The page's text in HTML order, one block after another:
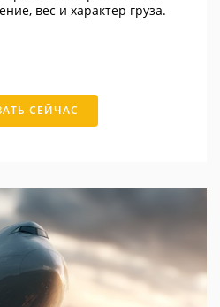
вес и характер груза.
СЕЙЧАС